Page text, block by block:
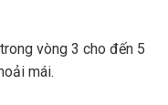
vòng 3 cho đến 5
mái.